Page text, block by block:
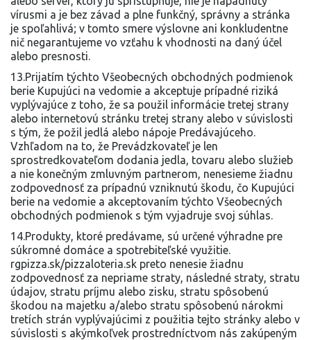
vírusmi a je bez závad a plne funkčný, správny a stránka
je spoľahlivá; v tomto smere výslovne ani konkludentne
nič negarantujeme vo vzťahu k vhodnosti na daný účel
alebo presnosti.
13.Prijatím týchto Všeobecných obchodných podmienok
berie Kupujúci na vedomie a akceptuje prípadné riziká
vyplývajúce z toho, že sa použil informácie tretej strany
alebo internetovú stránku tretej strany alebo v súvislosti
s tým, že požil jedlá alebo nápoje Predávajúceho.
Vzhľadom na to, že Prevádzkovateľ je len
sprostredkovateľom dodania jedla, tovaru alebo služieb
a nie konečným zmluvným partnerom, nenesieme žiadnu
zodpovednosť za prípadnú vzniknutú škodu, čo Kupujúci
berie na vedomie a akceptovaním týchto Všeobecných
obchodných podmienok s tým vyjadruje svoj súhlas.
14.Produkty, ktoré predávame, sú určené výhradne pre
súkromné domáce a spotrebiteľské využitie.
rgpizza.sk/pizzaloteria.sk preto nenesie žiadnu
zodpovednosť za nepriame straty, následné straty, stratu
údajov, stratu príjmu alebo zisku, stratu spôsobenú
škodou na majetku a/alebo stratu spôsobenú nárokmi
tretích strán vyplývajúcimi z použitia tejto stránky alebo v
súvislosti s akýmkoľvek prostredníctvom nás zakúpeným